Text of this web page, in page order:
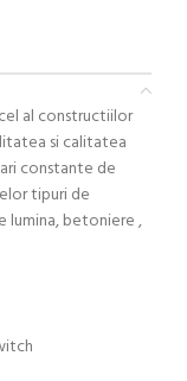
al constructiilor
si calitatea
constante de
tipuri de
lumina, betoniere ,